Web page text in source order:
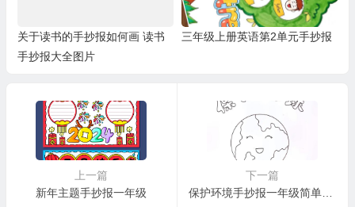
关于读书的手抄报如何画 读书
手抄报大全图片
三年级上册英语第2单元手抄报
上一篇
新年主题手抄报一年级
下一篇
保护环境手抄报一年级简单又漂亮